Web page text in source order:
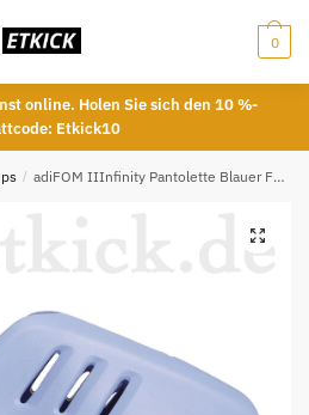
0
online. Holen Sie sich den 10 %-
Etkick10
/ adiFOM IIInfinity Pantolette Blauer Funke